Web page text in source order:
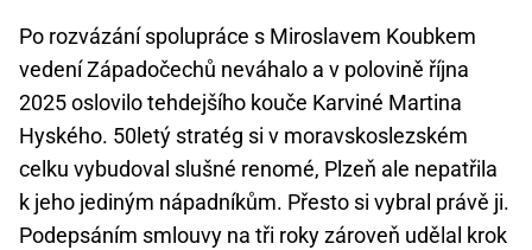
Po rozvázání spolupráce s Miroslavem Koubkem
vedení Západočechů neváhalo a v polovině října
2025 oslovilo tehdejšího kouče Karviné Martina
Hyského. 50letý stratég si v moravskoslezském
celku vybudoval slušné renomé, Plzeň ale nepatřila
k jeho jediným nápadníkům. Přesto si vybral právě ji.
Podepsáním smlouvy na tři roky zároveň udělal krok